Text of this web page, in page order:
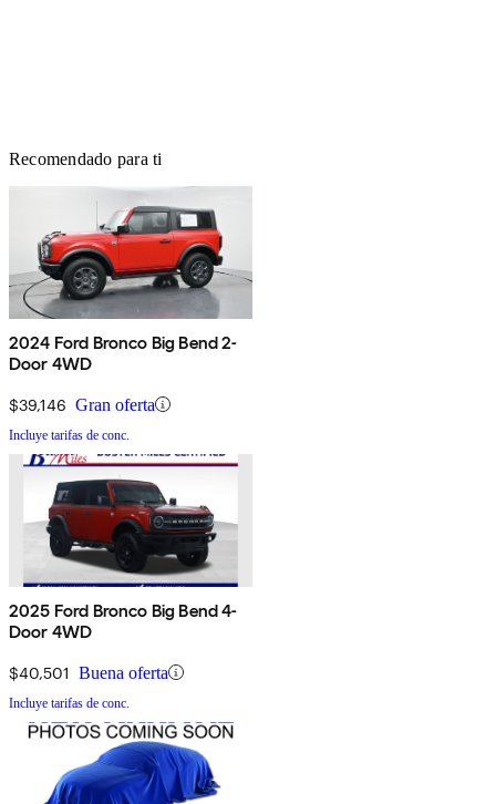
Recomendado para ti
2024 Ford Bronco Big Bend 2-
Door 4WD
$39,146 Gran oferta
Incluye tarifas de conc.
2025 Ford Bronco Big Bend 4-
Door 4WD
$40,501 Buena oferta
Incluye tarifas de conc.